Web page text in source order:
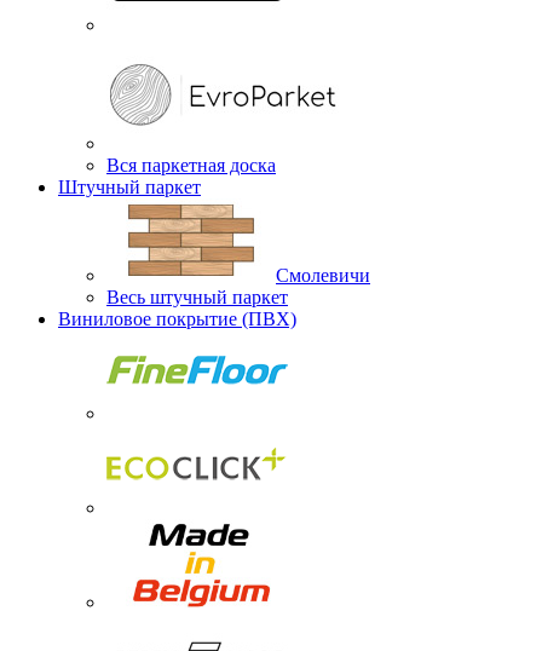
Вся паркетная доска
Штучный паркет
Смолевичи
Весь штучный паркет
Виниловое покрытие (ПВХ)